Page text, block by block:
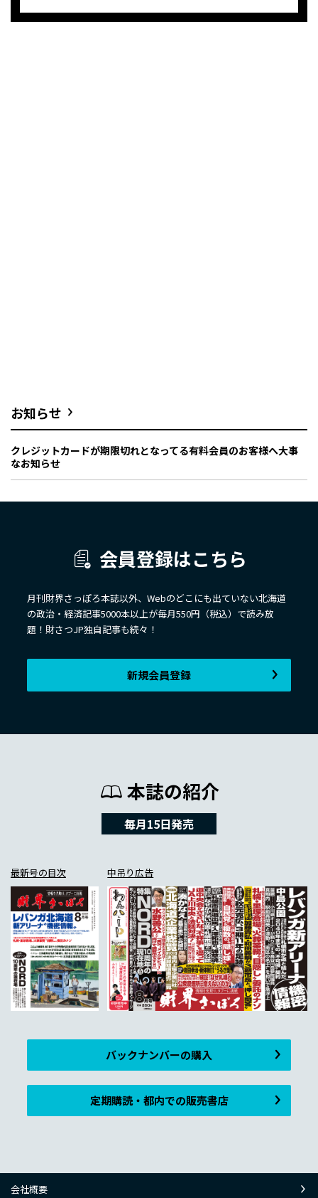
お知らせ
クレジットカードが期限切れとなってる有料会員のお客様へ大事
なお知らせ
会員登録はこちら
月刊財界さっぽろ本誌以外、Webのどこにも出ていない北海道
の政治・経済記事5000本以上が毎月550円（税込）で読み放
題！財さつJP独自記事も続々！
新規会員登録
本誌の紹介
毎月15日発売
最新号の目次 中吊り広告
バックナンバーの購入
定期購読・都内での販売書店
会社概要